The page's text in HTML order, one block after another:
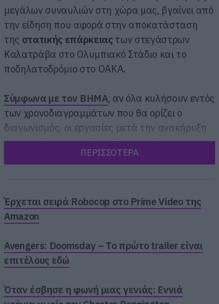
μεγάλων συναυλιών στη χώρα μας, βγαίνει από
την είδηση που αφορά στην αποκατάσταση
της στατικής επάρκειαςτων στεγάστρων
Καλατράβα στο Ολυμπιακό Στάδιο και το
ποδηλατοδρόμιο στο ΟΑΚΑ.
Σύμφωνα με τον ΒΗΜΑ, αν όλα κυλήσουν εντός
των χρονοδιαγραμμάτων που θα ορίζει ο
διαγωνισμός, οι εργασίες μετά την ανακήρυξη
του αναδόχου του έργου θα εκκινήσουν το
καλοκαίρι του 2025.
ΠΕΡΙΣΣΟΤΕΡΑ
Έρχεται σειρά Robocop στο Prime Video της
Amazon
Avengers: Doomsday – Το πρώτο trailer είναι
επιτέλους εδώ
Όταν έσβησε η φωνή μιας γενιάς: Εννιά